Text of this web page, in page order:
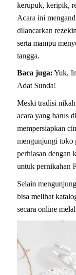
kerupuk, keripik,
Acara ini
dilancarkan
serta mampu
tangga.
Baca juga: Yuk,
Adat Sunda!
Meski tradisi
acara yang harus
mempersiapkan
mengunjungi toko
perhiasan dengan
untuk pernikahan
Selain
bisa melihat
secara online